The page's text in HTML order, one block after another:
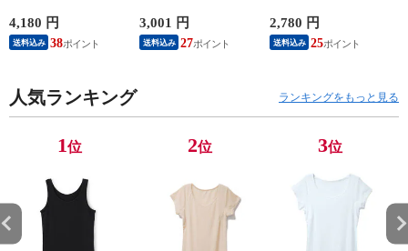
ンクトップ ノースリ
ーブ インナー 紳士
男性 シニア 抗菌 防
4,180 円
送料込み 38
外線 疲労軽減 ボデ
ィケア 健康 プレゼ
ント ギフト ヘルス
3,001 円
送料込み 27
オフホワイト/ブラウ
ン/ブラック/チャコ
ールグレー/ピンク
2,780 円
送料込み 25
人気ランキング ランキングをもっと見る
1位 2位 3位